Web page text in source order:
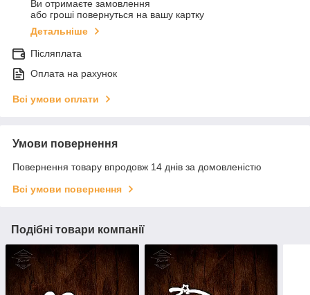
Ви отримаєте замовлення
або гроші повернуться на вашу картку
Детальніше
Післяплата
Оплата на рахунок
Всі умови оплати
Умови повернення
Повернення товару впродовж 14 днів за домовленістю
Всі умови повернення
Подібні товари компанії